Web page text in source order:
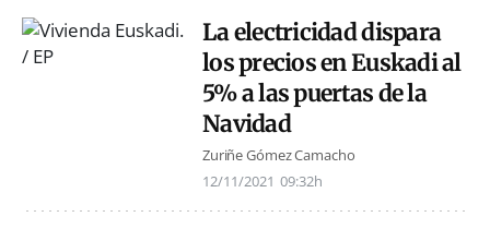
La electricidad dispara
los precios en Euskadi al
5% a las puertas de la
Navidad
Zuriñe Gómez Camacho
12/11/2021 09:32h